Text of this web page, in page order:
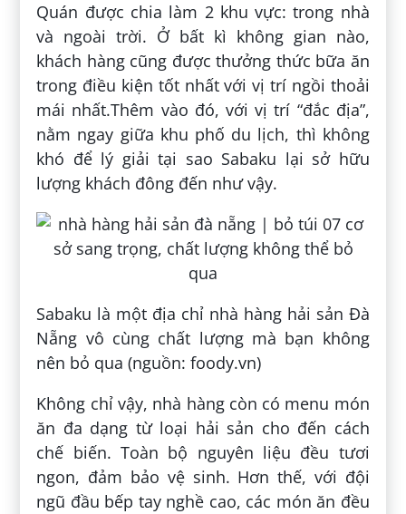
Quán được chia làm 2 khu vực: trong nhà
và ngoài trời. Ở bất kì không gian nào,
khách hàng cũng được thưởng thức bữa ăn
trong điều kiện tốt nhất với vị trí ngồi thoải
mái nhất.Thêm vào đó, với vị trí “đắc địa”,
nằm ngay giữa khu phố du lịch, thì không
khó để lý giải tại sao Sabaku lại sở hữu
lượng khách đông đến như vậy.
Sabaku là một địa chỉ nhà hàng hải sản Đà
Nẵng vô cùng chất lượng mà bạn không
nên bỏ qua (nguồn: foody.vn)
Không chỉ vậy, nhà hàng còn có menu món
ăn đa dạng từ loại hải sản cho đến cách
chế biến. Toàn bộ nguyên liệu đều tươi
ngon, đảm bảo vệ sinh. Hơn thế, với đội
ngũ đầu bếp tay nghề cao, các món ăn đều